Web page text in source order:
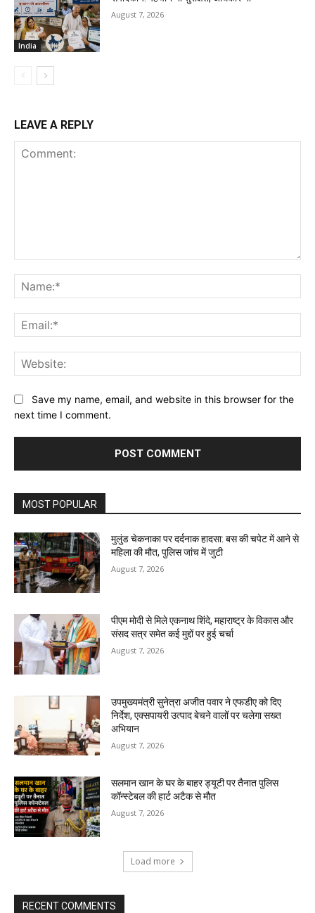
India
August 7, 2026
LEAVE A REPLY
Save my name, email, and website in this browser for the
next time I comment.
MOST POPULAR
मुलुंड चेकनाका पर दर्दनाक हादसा: बस की चपेट में आने से
महिला की मौत, पुलिस जांच में जुटी
August 7, 2026
पीएम मोदी से मिले एकनाथ शिंदे, महाराष्ट्र के विकास और
संसद सत्र समेत कई मुद्दों पर हुई चर्चा
August 7, 2026
उपमुख्यमंत्री सुनेत्रा अजीत पवार ने एफडीए को दिए
निर्देश, एक्सपायरी उत्पाद बेचने वालों पर चलेगा सख्त
अभियान
August 7, 2026
सलमान खान के घर के बाहर ड्यूटी पर तैनात पुलिस
कॉन्स्टेबल की हार्ट अटैक से मौत
August 7, 2026
Load more
RECENT COMMENTS